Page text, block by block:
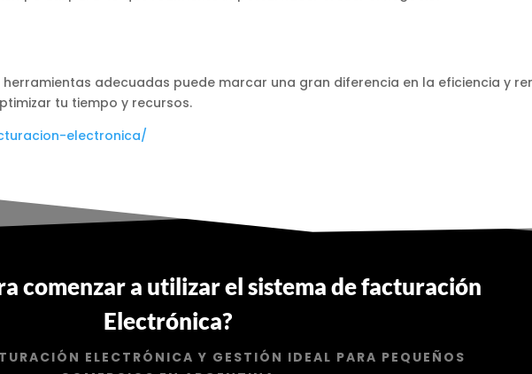
adecuadas puede marcar una gran diferencia en la eficiencia y
tu tiempo y recursos.
electronica/
comenzar a utilizar el sistema de facturación
Electrónica?
ELECTRÓNICA Y GESTIÓN IDEAL PARA PEQUEÑOS